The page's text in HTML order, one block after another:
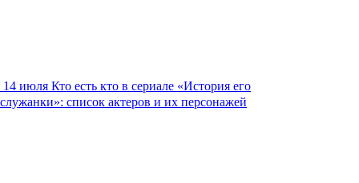
14 июля Кто есть кто в сериале «История его
служанки»: список актеров и их персонажей